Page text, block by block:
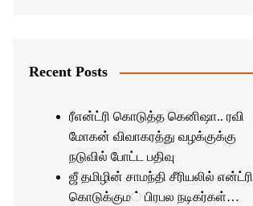
Recent Posts
ரீஎன்ட்ரி கொடுத்த கெனிஷா.. ரவி
மோகன் விவாகரத்து வழக்குக்கு
நடுவில் போட்ட பதிவு
ஜீ தமிழின் சாமந்தி சீரியலில் என்ட்ரி
கொடுக்கும் பிரபல நடிகர்கள்…